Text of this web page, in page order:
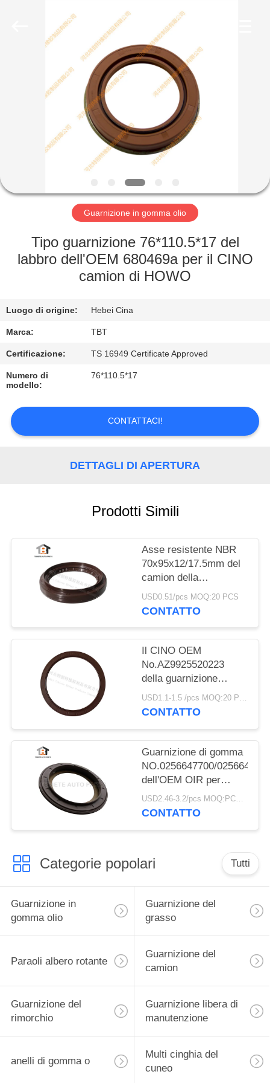
PRODOTTI
CIRCA
GIRO
FABBRICA
CONTROLLO
QUALITÀ
CONTATTICI
NOTIZIE
CASI
Guarnizione in gomma olio
Tipo guarnizione 76*110.5*17 del
labbro dell'OEM 680469a per il CINO
camion di HOWO
Luogo di origine: Hebei Cina
Marca: TBT
Certificazione: TS 16949 Certificate Approved
Numero di
modello:
76*110.5*17
CONTATTACI!
DETTAGLI DI APERTURA
Prodotti Simili
Asse resistente NBR
70x95x12/17.5mm del
camion della
guarnizione del camion
di Dongfeng
USD0.51/pcs MOQ:20 PCS
CONTATTO
Il CINO OEM
No.AZ9925520223
della guarnizione
dell'asse dell'equilibrio
di HOWO gradua
gomma
USD1.1-1.5 /pcs MOQ:20 PCS
CONTATTO
Guarnizione di gomma
NO.0256647700/
dell'OEM OIR per
l'asse 117.5*158*17.8
millimetro di BPW per il
USD2.46-3.2/pcs MOQ:PCS 1000
CONTATTO
Categorie popolari Tutti
Guarnizione in
gomma olio
Guarnizione del
grasso
Paraoli albero rotante
Guarnizione del
camion
Guarnizione del
rimorchio
Guarnizione libera di
manutenzione
anelli di gomma o
Multi cinghia del
cuneo